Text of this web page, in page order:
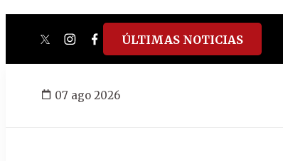
twitterinstagram
facebook
tiktokyoutube
spotify
ÚLTIMAS NOTICIAS
07 ago 2026